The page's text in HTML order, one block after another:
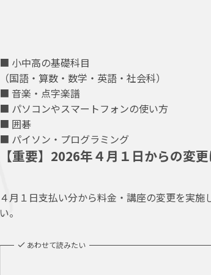
■ 小中高の基礎科目
（国語・算数・数学・英語・社会科）
■ 音楽・点字楽譜
■ パソコンやスマートフォンの使い方
■ 囲碁
■ パイソン・プログラミング
【重要】2026年４月１日からの変
４月１日支払い分から料金・講座の変更を実
い。
あわせて読みたい